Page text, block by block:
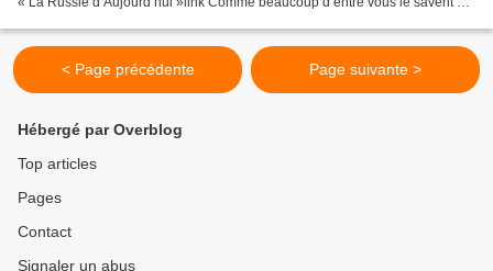
< Page précédente Page suivante >
Hébergé par Overblog
Top articles
Pages
Contact
Signaler un abus